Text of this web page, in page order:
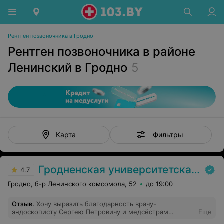
Рентген позвоночника в Гродно
Рентген позвоночника в районе
Ленинский в Гродно 5
Карта Фильтры
4.7 Гродненская университетская клиника
Гродно, б-р Ленинского комсомола, 52 до 19:00
Отзыв. Хочу выразить благодарность врачу-
эндоскописту Сергею Петровичу и медсёстрам
Еще